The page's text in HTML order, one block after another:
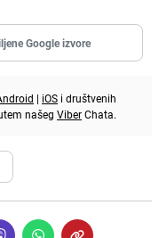
Google izvore
| iOS i društvenih
našeg ViberChata.